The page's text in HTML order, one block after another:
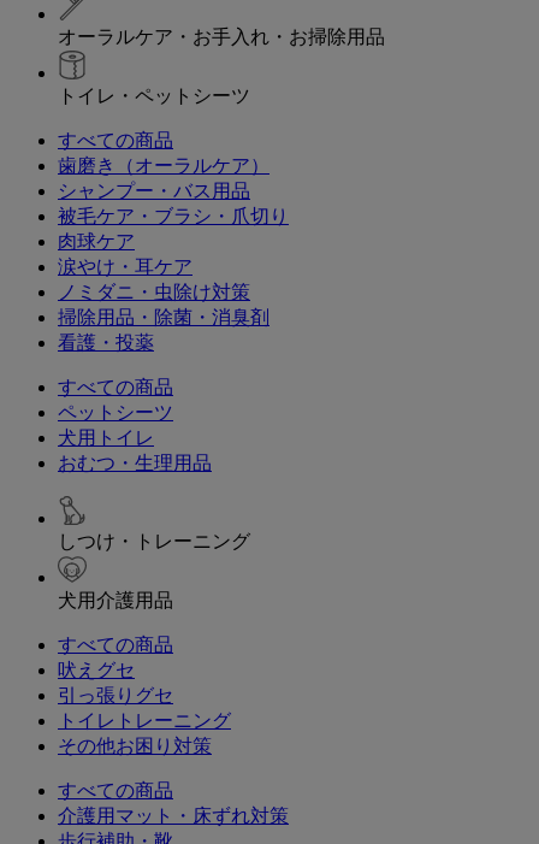
オーラルケア・お手入れ・お掃除用品
トイレ・ペットシーツ
すべての商品
歯磨き（オーラルケア）
シャンプー・バス用品
被毛ケア・ブラシ・爪切り
肉球ケア
涙やけ・耳ケア
ノミダニ・虫除け対策
掃除用品・除菌・消臭剤
看護・投薬
すべての商品
ペットシーツ
犬用トイレ
おむつ・生理用品
しつけ・トレーニング
犬用介護用品
すべての商品
吠えグセ
引っ張りグセ
トイレトレーニング
その他お困り対策
すべての商品
介護用マット・床ずれ対策